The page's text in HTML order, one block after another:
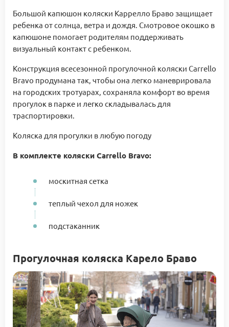
Большой капюшон коляски Каррелло Браво защищает
ребенка от солнца, ветра и дождя. Смотровое окошко в
капюшоне помогает родителям поддерживать
визуальный контакт с ребенком.
Конструкция всесезонной прогулочной коляски Carrello
Bravo продумана так, чтобы она легко маневрировала
на городских тротуарах, сохраняла комфорт во время
прогулок в парке и легко складывалась для
траспортировки.
Коляска для прогулки в любую погоду
В комплекте коляски Carrello Bravo:
москитная сетка
теплый чехол для ножек
подстаканник
Прогулочная коляска Карело Браво